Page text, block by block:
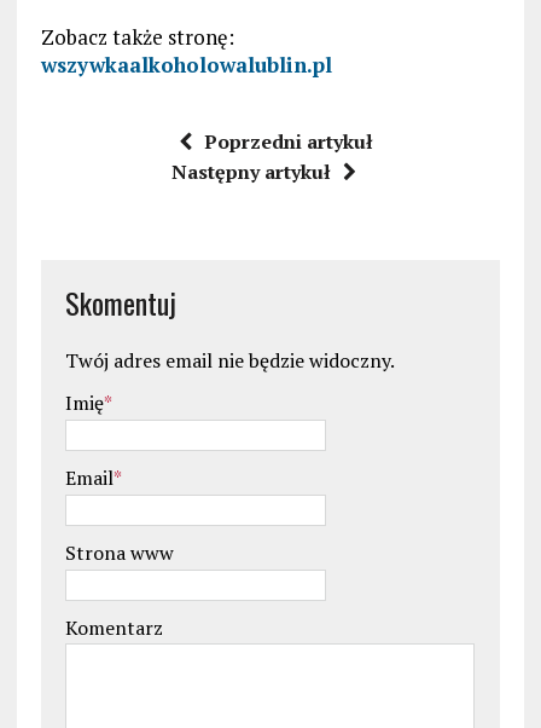
Zobacz także stronę:
wszywkaalkoholowalublin.pl
Poprzedni artykuł
Następny artykuł
Skomentuj
Twój adres email nie będzie widoczny.
Imię*
Email*
Strona www
Komentarz